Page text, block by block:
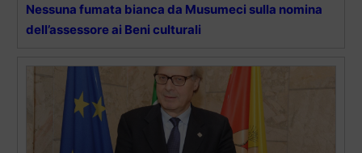
Nessuna fumata bianca da Musumeci sulla nomina
dell’assessore ai Beni culturali